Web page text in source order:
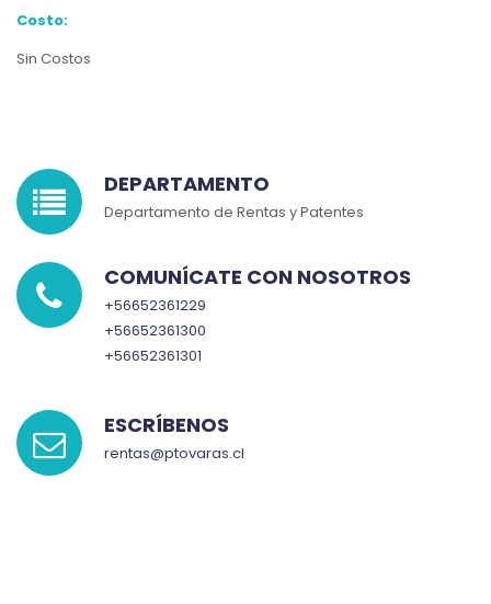
Costo:
Sin Costos
DEPARTAMENTO
Departamento de Rentas y Patentes
COMUNÍCATE CON NOSOTROS
+56652361229
+56652361300
+56652361301
ESCRÍBENOS
rentas@ptovaras.cl